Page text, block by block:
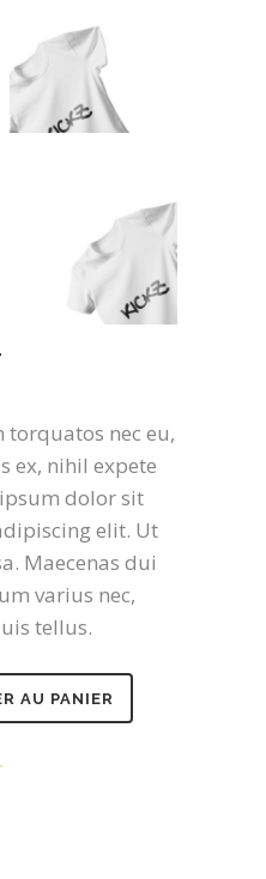
nec eu,
ex, nihil expete
dolor sit
elit. Ut
Maecenas dui
varius nec,
tellus.
AU PANIER